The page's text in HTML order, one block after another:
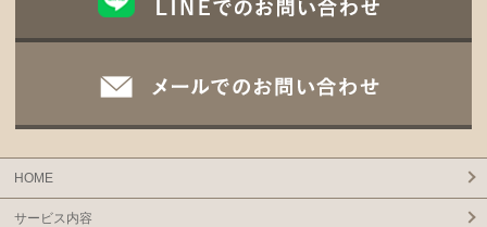
HOME
サービス内容